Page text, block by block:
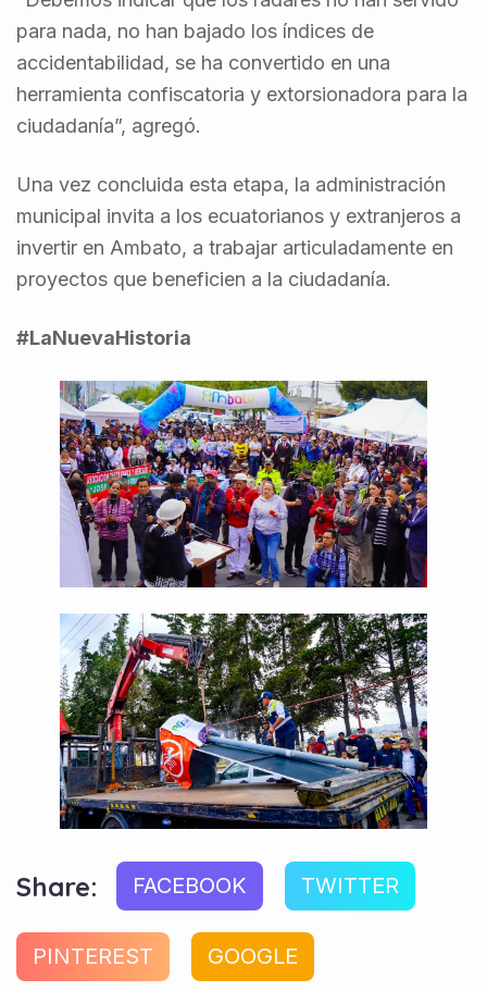
para nada, no han bajado los índices de
accidentabilidad, se ha convertido en una
herramienta confiscatoria y extorsionadora para la
ciudadanía”, agregó.
Una vez concluida esta etapa, la administración
municipal invita a los ecuatorianos y extranjeros a
invertir en Ambato, a trabajar articuladamente en
proyectos que beneficien a la ciudadanía.
#LaNuevaHistoria
Share: FACEBOOK TWITTER
PINTEREST GOOGLE